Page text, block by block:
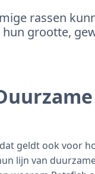
rassen
grootte,
geldt ook voor
lijn van